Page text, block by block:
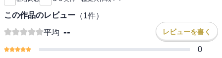
この作品のレビュー （1件）
平均 -- レビューを書く
0